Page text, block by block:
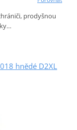
prodyšnou
hnědé D2XL